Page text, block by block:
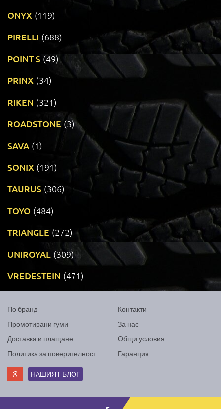
ONYX (119)
PIRELLI (688)
POINT S (49)
PRINX (34)
RIKEN (321)
ROADSTONE (3)
SAVA (1)
SONIX (191)
TAURUS (306)
TOYO (484)
TRIANGLE (272)
UNIROYAL (309)
VREDESTEIN (471)
По бранд
Промотирани гуми
Доставка и плащане
Политика за поверителност
Контакти
За нас
Общи условия
Гаранция
НАШИЯТ БЛОГ